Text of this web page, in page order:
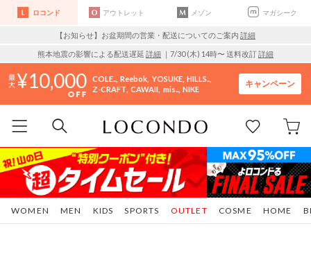
ロコンド アウトレット メゾン マガシーク
【お知らせ】お盆期間の営業・配送についてのご案内 詳細
熊本地震の影響による配送遅延 詳細 ｜7/30 (木) 14時〜 送料改訂詳細
10,000 COLE.. Reebok YOSUKE HILLS..
Z-CRAFT CAWAII mis.. NIKE
キャンペーン
WOMEN MEN KIDS SPORTS COSME HOME
OUTLET